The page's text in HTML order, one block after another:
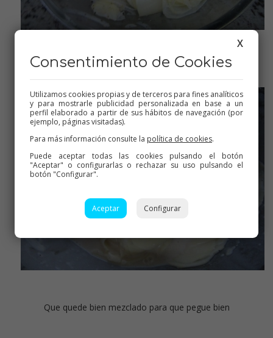
Mezclar bien
Que quede bien mezclado para que pegue bien
X
Consentimiento de Cookies
Utilizamos cookies propias y de terceros para fines analíticos
y para mostrarle publicidad personalizada en base a un
perfil elaborado a partir de sus hábitos de navegación (por
ejemplo, páginas visitadas).
Para más información consulte la política de cookies.
Puede aceptar todas las cookies pulsando el botón
"Aceptar" o configurarlas o rechazar su uso pulsando el
botón "Configurar".
Aceptar Configurar